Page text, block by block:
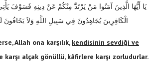
يَا أَيُّهَا الَّذِينَ آمَنُوا مَنْ يَرْتَدَّ مِنْكُمْ عَنْ دِينِهِ فَسَوْفَ
الْكَافِرِينَ يُجَاهِدُونَ فِي سَبِيلِ اللَّهِ وَلاَ
Allah ona karşılık, kendisinin sevdiği ve
alçak gönüllü, kâfirlere karşı zorludurlar.